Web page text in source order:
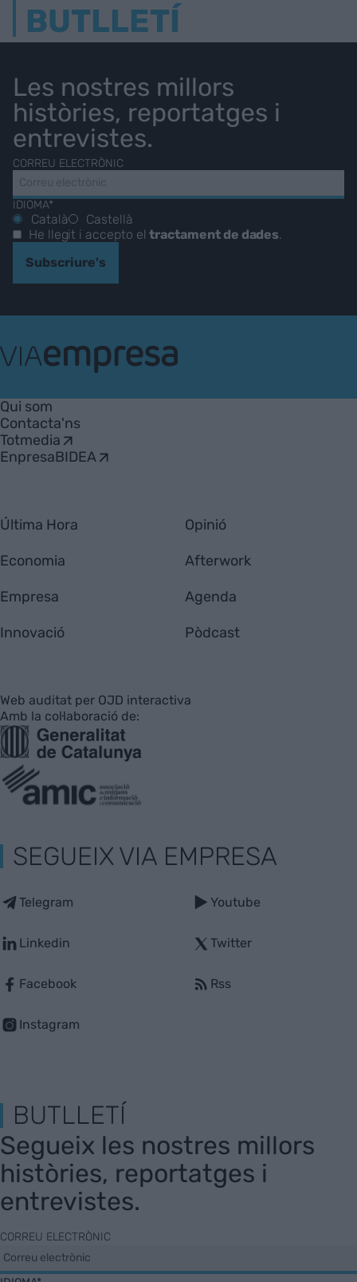
BUTLLETÍ
Les nostres millors
històries, reportatges i
entrevistes.
CORREU ELECTRÒNIC
IDIOMA*
Català
Castellà
He llegit i accepto eltractament de dades.
Subscriure's
Empresa
Qui som
Contacta'ns
Totmedia
EnpresaBIDEA
Última Hora
Economia
Empresa
Innovació
Opinió
Afterwork
Agenda
Pòdcast
Web auditat per OJD interactiva
Amb la col·laboració de:
SEGUEIX VIA EMPRESA
Telegram
Linkedin
Facebook
Instagram
Youtube
Twitter
Rss
BUTLLETÍ
Segueix les nostres millors
històries, reportatges i
entrevistes.
CORREU ELECTRÒNIC